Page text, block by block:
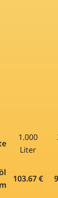
1.000
Liter
103.67 €